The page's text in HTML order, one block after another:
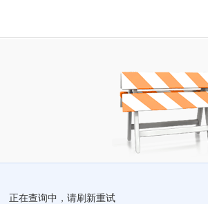
正在查询中，请刷新重试